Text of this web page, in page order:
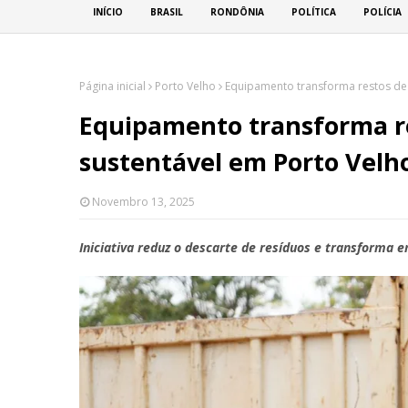
INÍCIO BRASIL RONDÔNIA POLÍTICA POLÍCIA
Página inicial Porto Velho Equipamento transforma restos
Equipamento transforma
sustentável em Porto
Novembro 13, 2025
Iniciativa reduz o descarte de resíduos e transforma